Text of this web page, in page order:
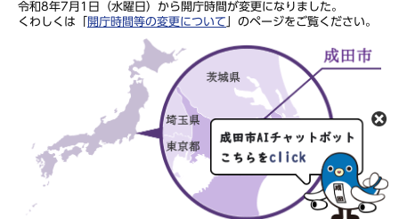
令和8年7月1日（水曜日）から開庁時間が変更になりました。
くわしくは「
開庁時間等の変更について 」のページをご覧ください。